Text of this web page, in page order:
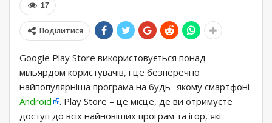
17
Поділитися
Google Play Store використовується понад
мільярдом користувачів, і це безперечно
найпопулярніша програма на будь- якому смартфоні
Android
. Play Store – це місце, де ви отримуєте
доступ до всіх найновіших програм та ігор, які